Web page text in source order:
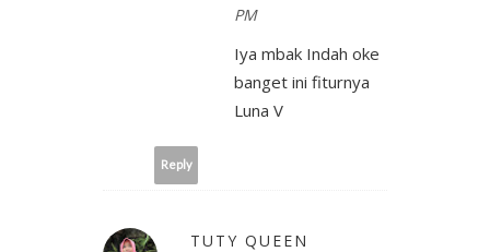
PM
Iya mbak Indah oke
banget ini fiturnya
Luna V
Reply
TUTY QUEEN